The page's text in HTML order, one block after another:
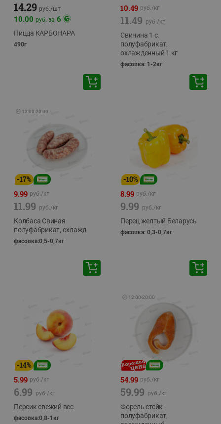
14.29 руб./шт
10.00 руб. за 6
Пицца КАРБОНАРА
490г
10.49 руб./кг
11.49 руб./кг
Свинина 1 с.
полуфабрикат,
охлажденный 1 кг
фасовка: 1-2кг
🕘 12:00-20:00
-17%
9.99 руб./кг
11.99 руб./кг
Колбаса Свиная
полуфабрикат, охлажд
фасовка:0,5-0,7кг
-10%
8.99 руб./кг
9.99 руб./кг
Перец желтый Беларусь
фасовка: 0,3-0,7кг
-14%
5.99 руб./кг
6.99 руб./кг
Персик свежий вес
фасовка:0,8-1кг
🕘 12:00-20:00
54.99 руб./кг
59.99 руб./кг
Форель стейк
полуфабрикат,